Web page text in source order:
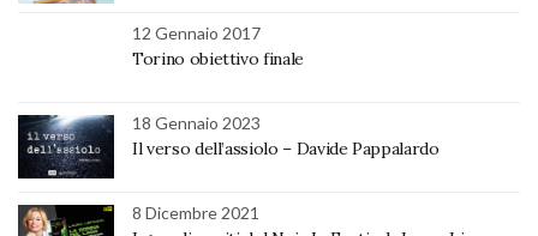
12 Gennaio 2017
Torino obiettivo finale
18 Gennaio 2023
Il verso dell’assiolo – Davide Pappalardo
8 Dicembre 2021